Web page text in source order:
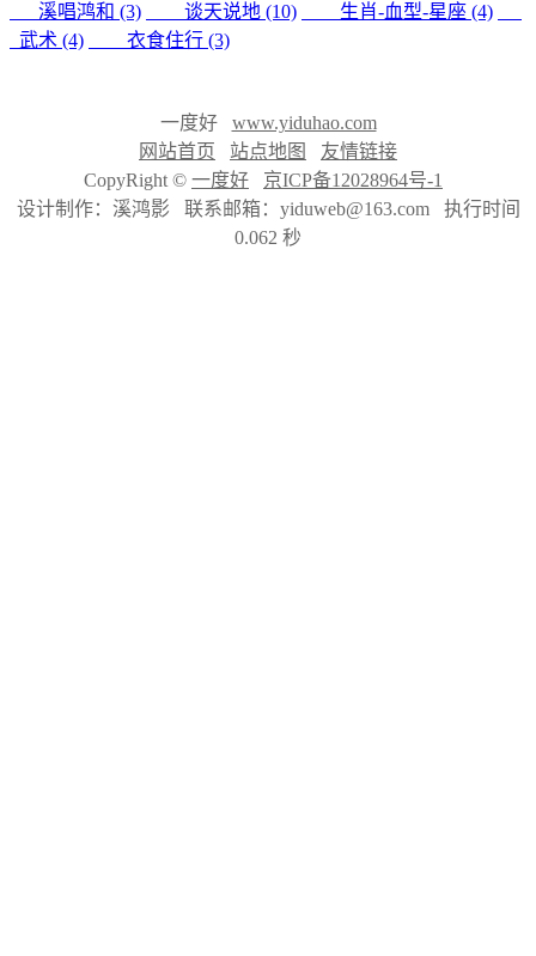
溪唱鸿和 (3)
谈天说地 (10)
生肖-血型-星座 (4)
武术 (4)
衣食住行 (3)
一度好 www.yiduhao.com
网站首页
站点地图
友情链接
CopyRight © 一度好
京ICP备12028964号-1
设计制作：溪鸿影 联系邮箱：yiduweb@163.com 执行时间
0.062 秒